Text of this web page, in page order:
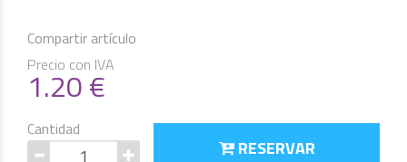
Compartir artículo
Precio con IVA
1.20€
Cantidad
RESERVAR